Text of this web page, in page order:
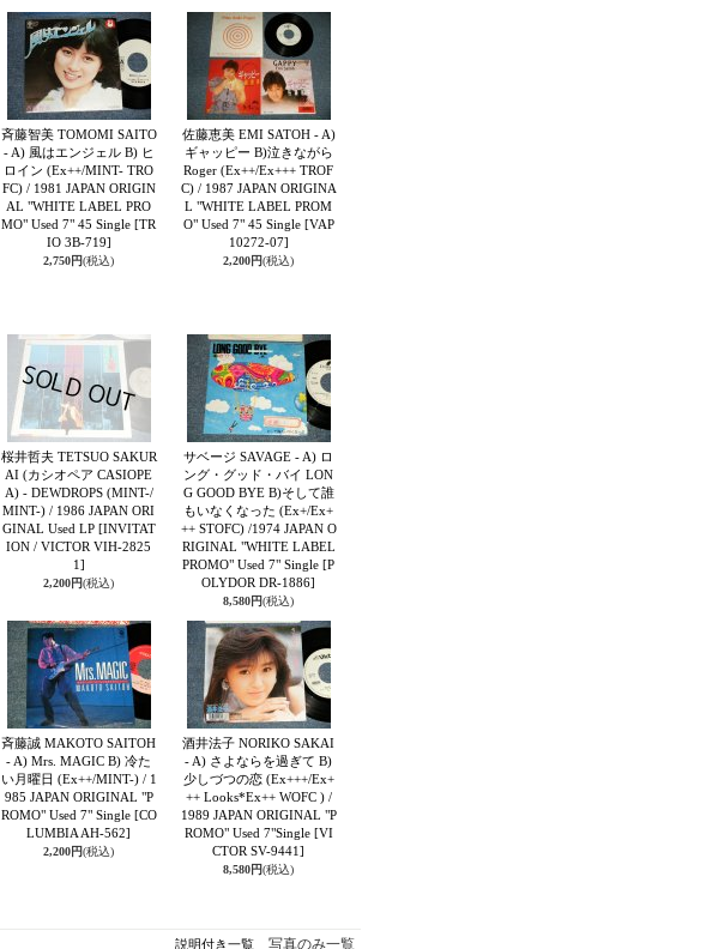
斉藤智美 TOMOMI SAITO
- A) 風はエンジェル B) ヒ
ロイン (Ex++/MINT- TRO
FC) / 1981 JAPAN ORIGIN
AL "WHITE LABEL PRO
MO" Used 7" 45 Single [TR
IO 3B-719]
2,750円(税込)
佐藤恵美 EMI SATOH - A)
ギャッピー B)泣きながら
Roger (Ex++/Ex+++ TROF
C) / 1987 JAPAN ORIGINA
L "WHITE LABEL PROM
O" Used 7" 45 Single [VAP
10272-07]
2,200円(税込)
桜井哲夫 TETSUO SAKUR
AI (カシオペア CASIOPE
A) - DEWDROPS (MINT-/
MINT-) / 1986 JAPAN ORI
GINAL Used LP [INVITAT
ION / VICTOR VIH-2825
1]
2,200円(税込)
サベージ SAVAGE - A) ロ
ング・グッド・バイ LON
G GOOD BYE B)そして誰
もいなくなった (Ex+/Ex+
++ STOFC) /1974 JAPAN O
RIGINAL "WHITE LABEL
PROMO" Used 7" Single [P
OLYDOR DR-1886]
8,580円(税込)
斉藤誠 MAKOTO SAITOH
- A) Mrs. MAGIC B) 冷た
い月曜日 (Ex++/MINT-) / 1
985 JAPAN ORIGINAL "P
ROMO" Used 7" Single [CO
LUMBIA AH-562]
2,200円(税込)
酒井法子 NORIKO SAKAI
- A) さよならを過ぎて B)
少しづつの恋 (Ex+++/Ex+
++ Looks*Ex++ WOFC ) /
1989 JAPAN ORIGINAL "P
ROMO" Used 7"Single [VI
CTOR SV-9441]
8,580円(税込)
説明付き一覧写真のみ一覧